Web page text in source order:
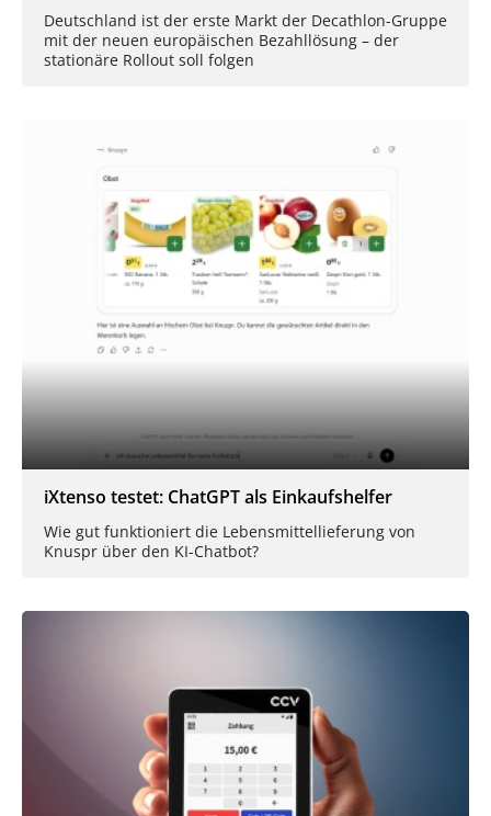
Deutschland ist der erste Markt der Decathlon-Gruppe
mit der neuen europäischen Bezahllösung – der
stationäre Rollout soll folgen
iXtenso testet: ChatGPT als Einkaufshelfer
Wie gut funktioniert die Lebensmittellieferung von
Knuspr über den KI-Chatbot?